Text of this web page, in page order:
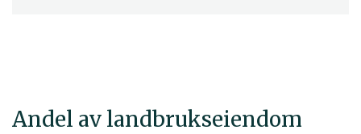
Andel av landbrukseiendom